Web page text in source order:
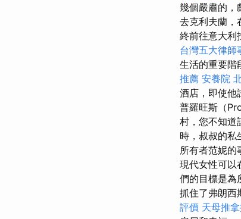
幾個嚴肅的，
去克利夫蘭，
終前往意大利
台灣五大律師
生活的重要階
推薦 安養院
酒店，即使他
普羅旺斯（
村，您不知道
時，叔叔的私
所有者范妮的
現代女性可以
們的目標是為
抓住了弗朗西
評價 天母推